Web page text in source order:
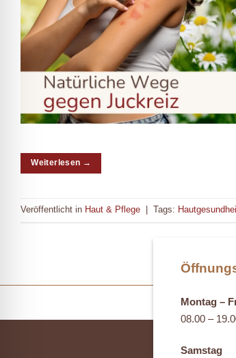
Weiterlesen →
Veröffentlicht in Haut & Pflege Tags:
Montag –
08.00 –
Samstag